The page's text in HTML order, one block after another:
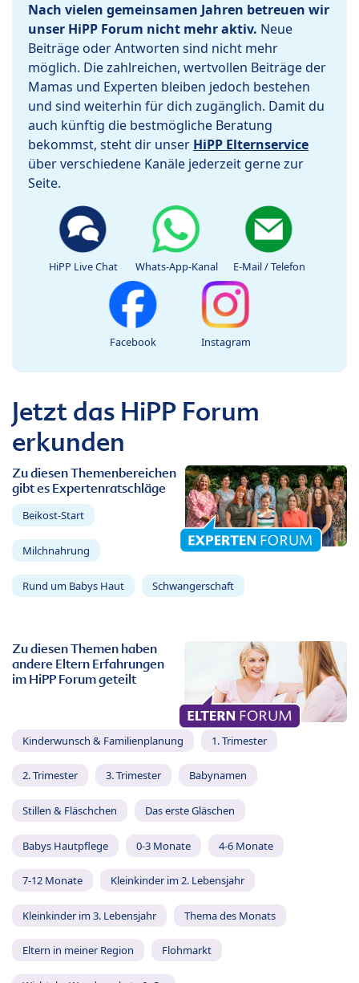
Nach vielen gemeinsamen Jahren betreuen wir
unser HiPP Forum nicht mehr aktiv. Neue
Beiträge oder Antworten sind nicht mehr
möglich. Die zahlreichen, wertvollen Beiträge der
Mamas und Experten bleiben jedoch bestehen
und sind weiterhin für dich zugänglich. Damit du
auch künftig die bestmögliche Beratung
bekommst, steht dir unser HiPP Elternservice
über verschiedene Kanäle jederzeit gerne zur
Seite.
HiPP Live Chat Whats-App-Kanal E-Mail / Telefon
Facebook Instagram
Jetzt das HiPP Forum
erkunden
Zu diesen Themenbereichen
gibt es Expertenratschläge
Beikost-Start
Milchnahrung
Rund um Babys Haut Schwangerschaft
Zu diesen Themen haben
andere Eltern Erfahrungen
im HiPP Forum geteilt
Kinderwunsch & Familienplanung 1. Trimester
2. Trimester 3. Trimester Babynamen
Stillen & Fläschchen Das erste Gläschen
Babys Hautpflege 0-3 Monate 4-6 Monate
7-12 Monate Kleinkinder im 2. Lebensjahr
Kleinkinder im 3. Lebensjahr Thema des Monats
Eltern in meiner Region Flohmarkt